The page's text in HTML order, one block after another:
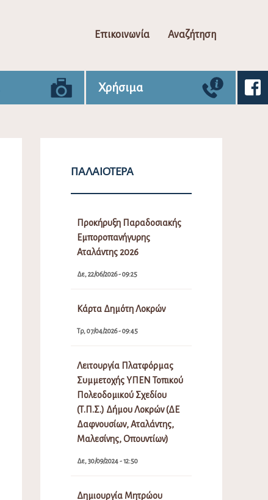
Επικοινωνία Αναζήτηση
Χρήσιμα
ΠΑΛΑΙΌΤΕΡΑ
Προκήρυξη Παραδοσιακής
Εμποροπανήγυρης
Αταλάντης 2026
Δε, 22/06/2026 - 09:25
Κάρτα Δημότη Λοκρών
Τρ, 07/04/2026 - 09:45
Λειτουργία Πλατφόρμας
Συμμετοχής ΥΠΕΝ Τοπικού
Πολεοδομικού Σχεδίου
(Τ.Π.Σ.) Δήμου Λοκρών (ΔΕ
Δαφνουσίων, Αταλάντης,
Μαλεσίνης, Οπουντίων)
Δε, 30/09/2024 - 12:50
Δημιουργία Μητρώου